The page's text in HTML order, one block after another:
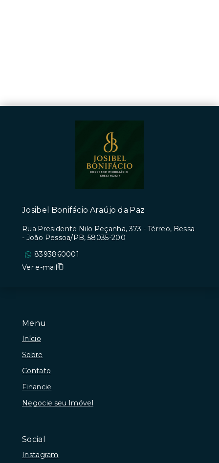
Menu
Início
Sobre
Contato
Financie
Negocie seu Imóvel
Social
Instagram
Josibel Bonifácio Araújo da Paz
Rua Presidente Nilo Peçanha, 373 - Térreo, Bessa
- João Pessoa/PB, 58035-200
8393860001
Ver e-mail